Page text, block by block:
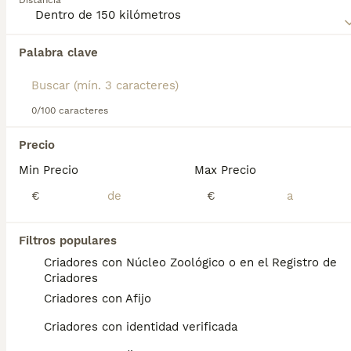
Palabra clave
0/100 caracteres
Precio
Min Precio
€
Max Precio
€
Filtros populares
Criadores con Núcleo Zoológico o en el Registro de
Criadores
Criadores con Afijo
Criadores con identidad verificada
Anatolia
para obtener información sobre esta raza de
Encontramos 0 Pastor de Anatolia Perros en
Si deseas exactamente esta búsqueda guarda tu
búsqueda y espera el resultado perfecto:
Preguntas frecuentes
¿Cuánto cuesta un cachorro
de Pastor De Anatolia?
El coste medio de un cachorro de Pastor De
Anatolia en España es de aproximadamente
700€, aunque los precios pueden variar